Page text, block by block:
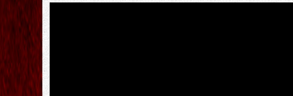
Mirror
-
Pyramid
of
Terror
(2019)